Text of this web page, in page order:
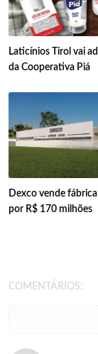
Laticínios Tirol vai
da Cooperativa Piá
Dexco vende
por R$ 170 milhões
COMENTÁRIOS: